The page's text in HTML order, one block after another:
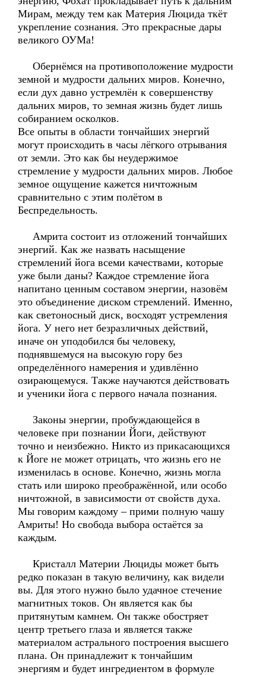
Мирам, между тем как Материя Люцида ткёт
укрепление сознания. Это прекрасные дары
великого ОУМа!
Обернёмся на противоположение мудрости
земной и мудрости дальних миров. Конечно,
если дух давно устремлён к совершенству
дальних миров, то земная жизнь будет лишь
собиранием осколков.
Все опыты в области тончайших энергий
могут происходить в часы лёгкого отрывания
от земли. Это как бы неудержимое
стремление у мудрости дальних миров. Любое
земное ощущение кажется ничтожным
сравнительно с этим полётом в
Беспредельность.
Амрита состоит из отложений тончайших
энергий. Как же назвать насыщение
стремлений йога всеми качествами, которые
уже были даны? Каждое стремление йога
напитано ценным составом энергии, назовём
это объединение диском стремлений. Именно,
как светоносный диск, восходят устремления
йога. У него нет безразличных действий,
иначе он уподобился бы человеку,
поднявшемуся на высокую гору без
определённого намерения и удивлённо
озирающемуся. Также научаются действовать
и ученики йога с первого начала познания.
Законы энергии, пробуждающейся в
человеке при познании Йоги, действуют
точно и неизбежно. Никто из прикасающихся
к Йоге не может отрицать, что жизнь его не
изменилась в основе. Конечно, жизнь могла
стать или широко преображённой, или особо
ничтожной, в зависимости от свойств духа.
Мы говорим каждому – прими полную чашу
Амриты! Но свобода выбора остаётся за
каждым.
Кристалл Материи Люциды может быть
редко показан в такую величину, как видели
вы. Для этого нужно было удачное стечение
магнитных токов. Он является как бы
притянутым камнем. Он также обостряет
центр третьего глаза и является также
материалом астрального построения высшего
плана. Он принадлежит к тончайшим
энергиям и будет ингредиентом в формуле